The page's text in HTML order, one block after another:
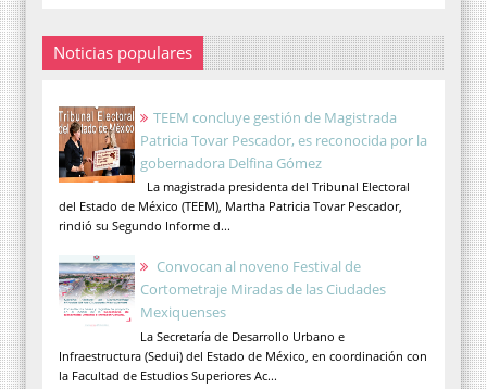
Noticias populares
TEEM concluye gestión de Magistrada
Patricia Tovar Pescador, es reconocida por la
gobernadora Delfina Gómez
La magistrada presidenta del Tribunal Electoral
del Estado de México (TEEM), Martha Patricia Tovar Pescador,
rindió su Segundo Informe d...
Convocan al noveno Festival de
Cortometraje Miradas de las Ciudades
Mexiquenses
La Secretaría de Desarrollo Urbano e
Infraestructura (Sedui) del Estado de México, en coordinación con
la Facultad de Estudios Superiores Ac...